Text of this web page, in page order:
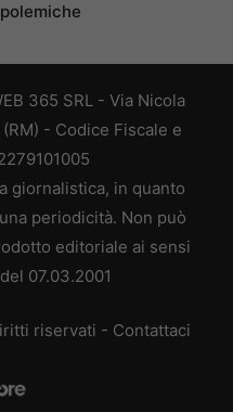
365 SRL - Via Nicola
- Codice Fiscale e
giornalistica, in quanto
periodicità. Non può
editoriale ai sensi
07.03.2001
riservati - Contattaci